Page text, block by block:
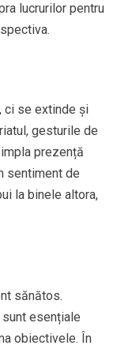
lucrurilor pentru
ci se extinde și
gesturile de
prezență
sentiment de
la binele altora,
sănătos.
esențiale
obiectivele. În